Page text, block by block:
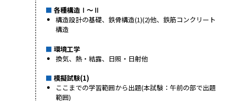
各種構造Ⅰ～Ⅱ
構造設計の基礎、鉄骨構造(1)(2)他、鉄筋コンクリート
構造
環境工学
換気、熱・結露、日照・日射他
模擬試験(1)
ここまでの学習範囲から出題(本試験：午前の部で出題
範囲)